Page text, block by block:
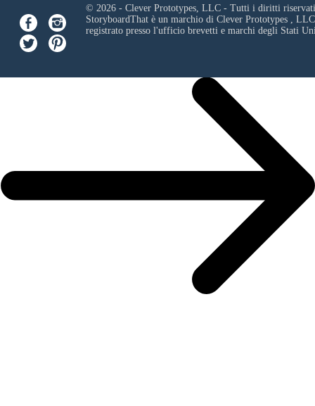
© 2026 - Clever Prototypes, LLC - Tutti i diritti
StoryboardThat è un marchio di Clever Prototypes , LLC
registrato presso l'ufficio brevetti e marchi degli Stati